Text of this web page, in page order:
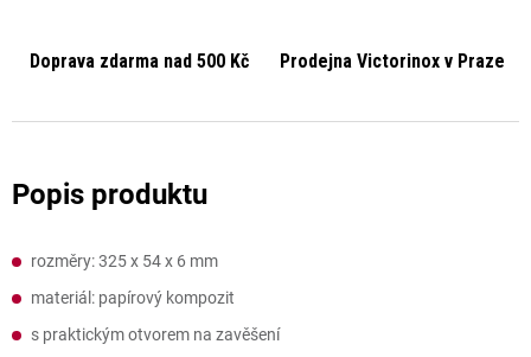
Doprava zdarma nad 500 Kč Prodejna Victorinox v Praze
rozměry: 325 x 54 x 6 mm
materiál: papírový kompozit
s praktickým otvorem na zavěšení